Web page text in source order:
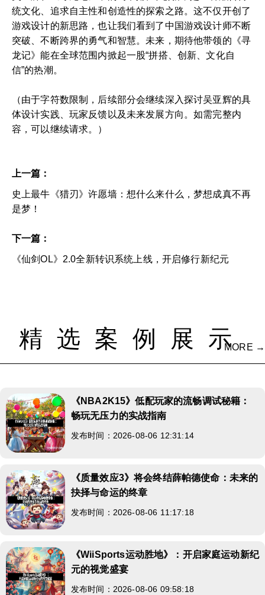
统文化、追求自主性和创造性的探索之路。这不仅开创了
游戏设计的新思路，也让我们看到了中国游戏设计师不断
突破、不断跨界的勇气和智慧。未来，期待他带领的《寻
龙记》能在全球范围内掀起一股“拼搭、创新、文化自
信”的热潮。
（由于字符数限制，后续部分会继续深入探讨吴亚辉的具
体设计实践、玩家反馈以及未来发展方向。如需完整内
容，可以继续请求。）
上一篇：
史上最牛《猎刃》许愿墙：想什么来什么，梦想成真不再
是梦！
下一篇：
《仙剑OL》2.0全新转识系统上线，开启修行新纪元
精选案例展示MORE →
《NBA2K15》低配玩家的流畅调试秘籍：
畅玩无压力的实战指南
发布时间：2026-08-06 12:31:14
《质量效应3》将会终结薛帕德使命：未来的
抉择与命运的终章
发布时间：2026-08-06 11:17:18
《WiiSports运动胜地》：开启家庭运动新纪
元的视觉盛宴
发布时间：2026-08-06 09:58:18